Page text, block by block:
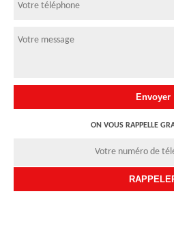
ON VOUS RAPPELLE